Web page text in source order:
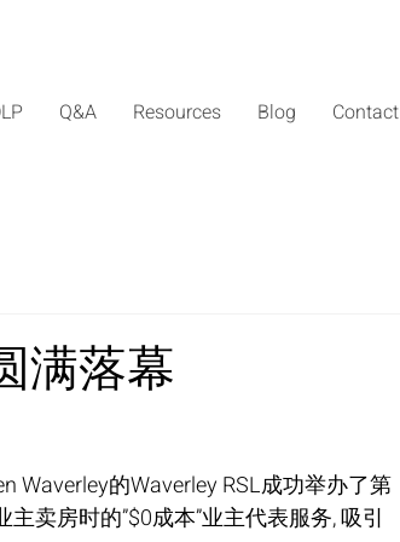
Q&A Resources Blog Contact
满落幕
Waverley的Waverley RSL成功举办了第
卖房时的”$0成本”业主代表服务, 吸引